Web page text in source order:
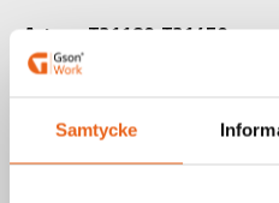
Samtycke
Art.nr.: T31180-T31450